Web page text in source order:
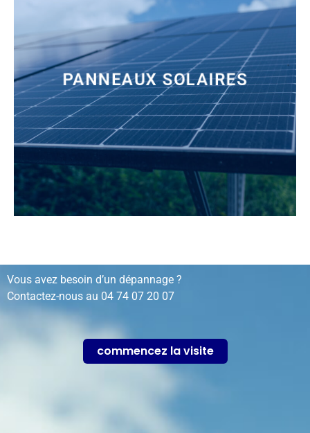
PANNEAUX SOLAIRES
installation, rénovation, dépannage…
Vous avez besoin d’un dépannage ?
Contactez-nous au 04 74 07 20 07
commencez la visite